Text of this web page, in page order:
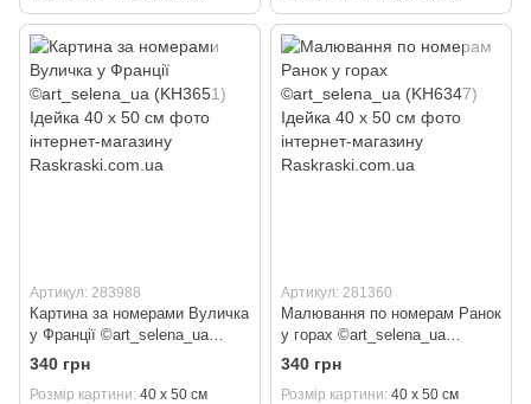
Артикул: 283988
Картина за номерами Вуличка
у Франції ©art_selena_ua
(KH3651) Ідейка 40 х 50 см
340 грн
Розмір картини 40 х 50 см
Артикул: 281360
Малювання по номерам Ранок
у горах ©art_selena_ua
(KH6347) Ідейка 40 х 50 см
340 грн
Розмір картини 40 х 50 см